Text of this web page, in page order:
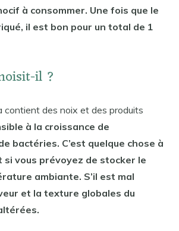
à consommer. Une fois que le
il est bon pour un total de 1
il ?
contient des noix et des produits
à la croissance de
bactéries. C’est quelque chose à
si vous prévoyez de stocker le
ambiante. S’il est mal
et la texture globales du